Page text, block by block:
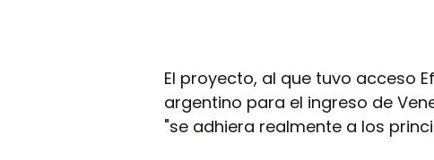
El proyecto, al que tuvo acceso
argentino para el ingreso de
"se adhiera realmente a los